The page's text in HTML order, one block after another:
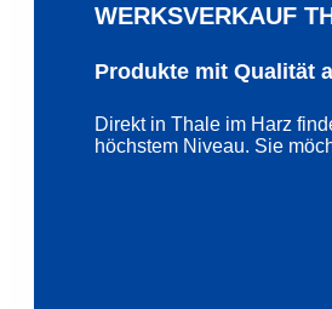
WERKSVERKAUF
Produkte mit Qualität
Direkt in Thale im Harz
höchstem Niveau. Sie